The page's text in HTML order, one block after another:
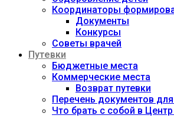
Координаторы
Документы
Конкурсы
Советы врачей
Путевки
Бюджетные места
Коммерческие места
Возврат путевки
Перечень документов
Что брать с собой в